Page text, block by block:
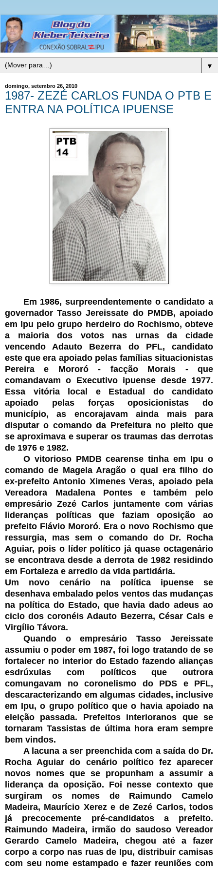
▼
domingo, setembro 26, 2010
1987- ZEZÉ CARLOS FUNDA O PTB E
ENTRA NA POLÍTICA IPUENSE
Em 1986, surpreendentemente o candidato a
governador Tasso Jereissate do PMDB, apoiado
em Ipu pelo grupo herdeiro do Rochismo, obteve
a maioria dos votos nas urnas da cidade
vencendo Adauto Bezerra do PFL, candidato
este que era apoiado pelas famílias situacionistas
Pereira e Mororó - facção Morais - que
comandavam o Executivo ipuense desde 1977.
Essa vitória local e Estadual do candidato
apoiado pelas forças oposicionistas do
município, as encorajavam ainda mais para
disputar o comando da Prefeitura no pleito que
se aproximava e superar os traumas das derrotas
de 1976 e 1982.
O vitorioso PMDB cearense tinha em Ipu o
comando de Magela Aragão o qual era filho do
ex-prefeito Antonio Ximenes Veras, apoiado pela
Vereadora Madalena Pontes e também pelo
empresário Zezé Carlos juntamente com várias
lideranças políticas que faziam oposição ao
prefeito Flávio Mororó. Era o novo Rochismo que
ressurgia, mas sem o comando do Dr. Rocha
Aguiar, pois o líder político já quase octagenário
se encontrava desde a derrota de 1982 residindo
em Fortaleza e arredio da vida partidária.
Um novo cenário na política ipuense se
desenhava embalado pelos ventos das mudanças
na política do Estado, que havia dado adeus ao
ciclo dos coronéis Adauto Bezerra, César Cals e
Virgílio Távora.
Quando o empresário Tasso Jereissate
assumiu o poder em 1987, foi logo tratando de se
fortalecer no interior do Estado fazendo alianças
esdrúxulas com políticos que outrora
comungavam no coronelismo do PDS e PFL,
descaracterizando em algumas cidades, inclusive
em Ipu, o grupo político que o havia apoiado na
eleição passada. Prefeitos interioranos que se
tornaram Tassistas de última hora eram sempre
bem vindos.
A lacuna a ser preenchida com a saída do Dr.
Rocha Aguiar do cenário político fez aparecer
novos nomes que se propunham a assumir a
liderança da oposição. Foi nesse contexto que
surgiram os nomes de Raimundo Camelo
Madeira, Maurício Xerez e de Zezé Carlos, todos
já precocemente pré-candidatos a prefeito.
Raimundo Madeira, irmão do saudoso Vereador
Gerardo Camelo Madeira, chegou até a fazer
corpo a corpo nas ruas de Ipu, distribuir camisas
com seu nome estampado e fazer reuniões com